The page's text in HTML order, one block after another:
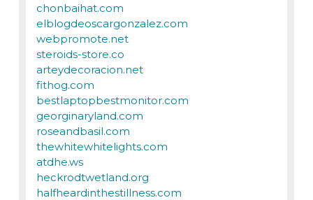
chonbaihat.com
elblogdeoscargonzalez.com
webpromote.net
steroids-store.co
arteydecoracion.net
fithog.com
bestlaptopbestmonitor.com
georginaryland.com
roseandbasil.com
thewhitewhitelights.com
atdhe.ws
heckrodtwetland.org
halfheardinthestillness.com